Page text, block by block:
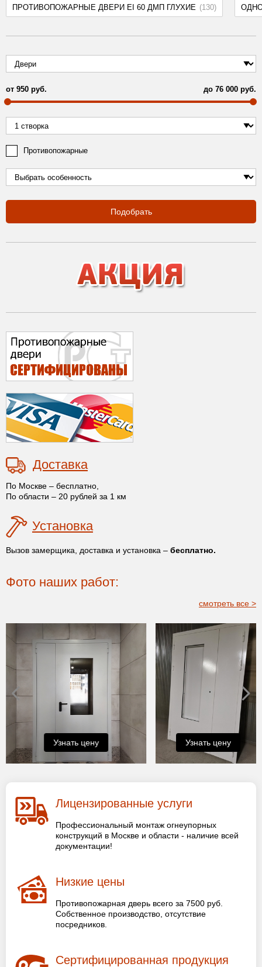
ПРОТИВОПОЖАРНЫЕ ДВЕРИ EI 60 ДМП ГЛУХИЕ (130)
от 950 руб. до 76 000 руб.
Противопожарные
Подобрать
Доставка
По Москве – бесплатно,
По области – 20 рублей за 1 км
Установка
Вызов замерщика, доставка и установка – бесплатно.
Фото наших работ:
смотреть все >
Узнать цену Узнать цену
Лицензированные услуги
Профессиональный монтаж огнеупорных
конструкций в Москве и области - наличие всей
документации!
Низкие цены
Противопожарная дверь всего за 7500 руб.
Собственное производство, отсутствие
посредников.
Сертифицированная продукция